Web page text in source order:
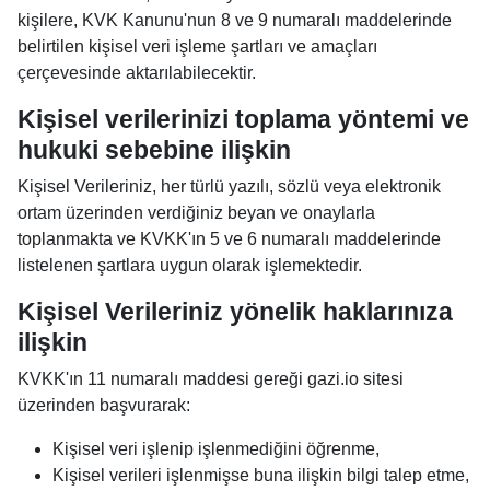
kişilere, KVK Kanunu'nun 8 ve 9 numaralı maddelerinde
belirtilen kişisel veri işleme şartları ve amaçları
çerçevesinde aktarılabilecektir.
Kişisel verilerinizi toplama yöntemi ve
hukuki sebebine ilişkin
Kişisel Verileriniz, her türlü yazılı, sözlü veya elektronik
ortam üzerinden verdiğiniz beyan ve onaylarla
toplanmakta ve KVKK'ın 5 ve 6 numaralı maddelerinde
listelenen şartlara uygun olarak işlemektedir.
Kişisel Verileriniz yönelik haklarınıza
ilişkin
KVKK'ın 11 numaralı maddesi gereği gazi.io sitesi
üzerinden başvurarak:
Kişisel veri işlenip işlenmediğini öğrenme,
Kişisel verileri işlenmişse buna ilişkin bilgi talep etme,